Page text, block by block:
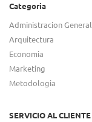
Categoria
Administracion General
Arquitectura
Economia
Marketing
Metodologia
SERVICIO AL CLIENTE